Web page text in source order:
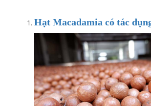
Hạt Macadamia có tác